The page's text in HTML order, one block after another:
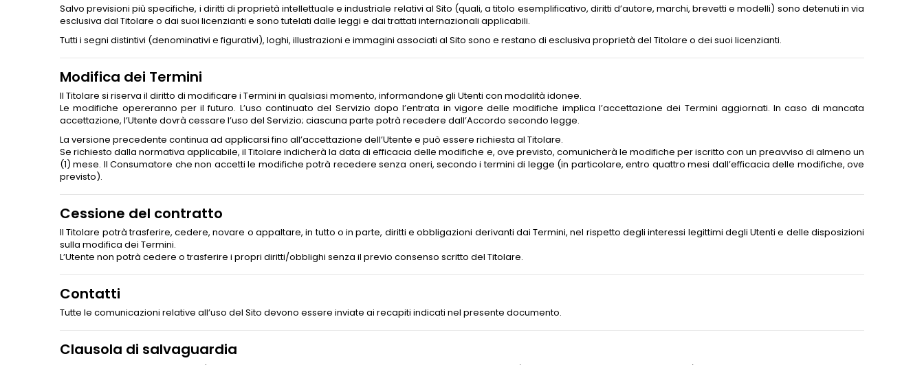
Salvo previsioni più specifiche, i diritti di proprietà intellettuale e industriale relativi al Sito (quali, a titolo esemplificativo, diritti d’autore, marchi, brevetti e modelli) sono detenuti in via
esclusiva dal Titolare o dai suoi licenzianti e sono tutelati dalle leggi e dai trattati internazionali applicabili.
Tutti i segni distintivi (denominativi e figurativi), loghi, illustrazioni e immagini associati al Sito sono e restano di esclusiva proprietà del Titolare o dei suoi licenzianti.
Modifica dei Termini
Il Titolare si riserva il diritto di modificare i Termini in qualsiasi momento, informandone gli Utenti con modalità idonee.
Le modifiche opereranno per il futuro. L’uso continuato del Servizio dopo l’entrata in vigore delle modifiche implica l’accettazione dei Termini aggiornati. In caso di mancata
accettazione, l’Utente dovrà cessare l’uso del Servizio; ciascuna parte potrà recedere dall’Accordo secondo legge.
La versione precedente continua ad applicarsi fino all’accettazione dell’Utente e può essere richiesta al Titolare.
Se richiesto dalla normativa applicabile, il Titolare indicherà la data di efficacia delle modifiche e, ove previsto, comunicherà le modifiche per iscritto con un preavviso di almeno un
(1) mese. Il Consumatore che non accetti le modifiche potrà recedere senza oneri, secondo i termini di legge (in particolare, entro quattro mesi dall’efficacia delle modifiche, ove
previsto).
Cessione del contratto
Il Titolare potrà trasferire, cedere, novare o appaltare, in tutto o in parte, diritti e obbligazioni derivanti dai Termini, nel rispetto degli interessi legittimi degli Utenti e delle disposizioni
sulla modifica dei Termini.
L’Utente non potrà cedere o trasferire i propri diritti/obblighi senza il previo consenso scritto del Titolare.
Contatti
Tutte le comunicazioni relative all’uso del Sito devono essere inviate ai recapiti indicati nel presente documento.
Clausola di salvaguardia